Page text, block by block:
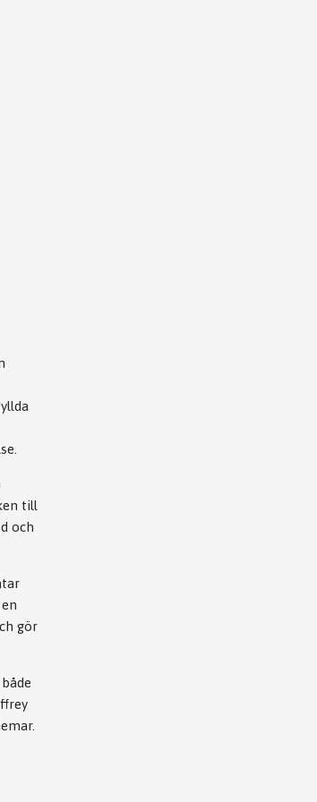
till
och
gör